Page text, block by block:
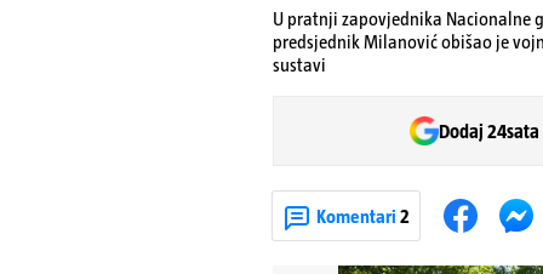
U pratnji zapovjednika Nacionalne
predsjednik Milanović obišao je
sustavi
Dodaj
Komentari 2